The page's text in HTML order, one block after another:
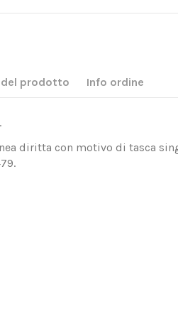
prodotto Info ordine
diritta con motivo di tasca